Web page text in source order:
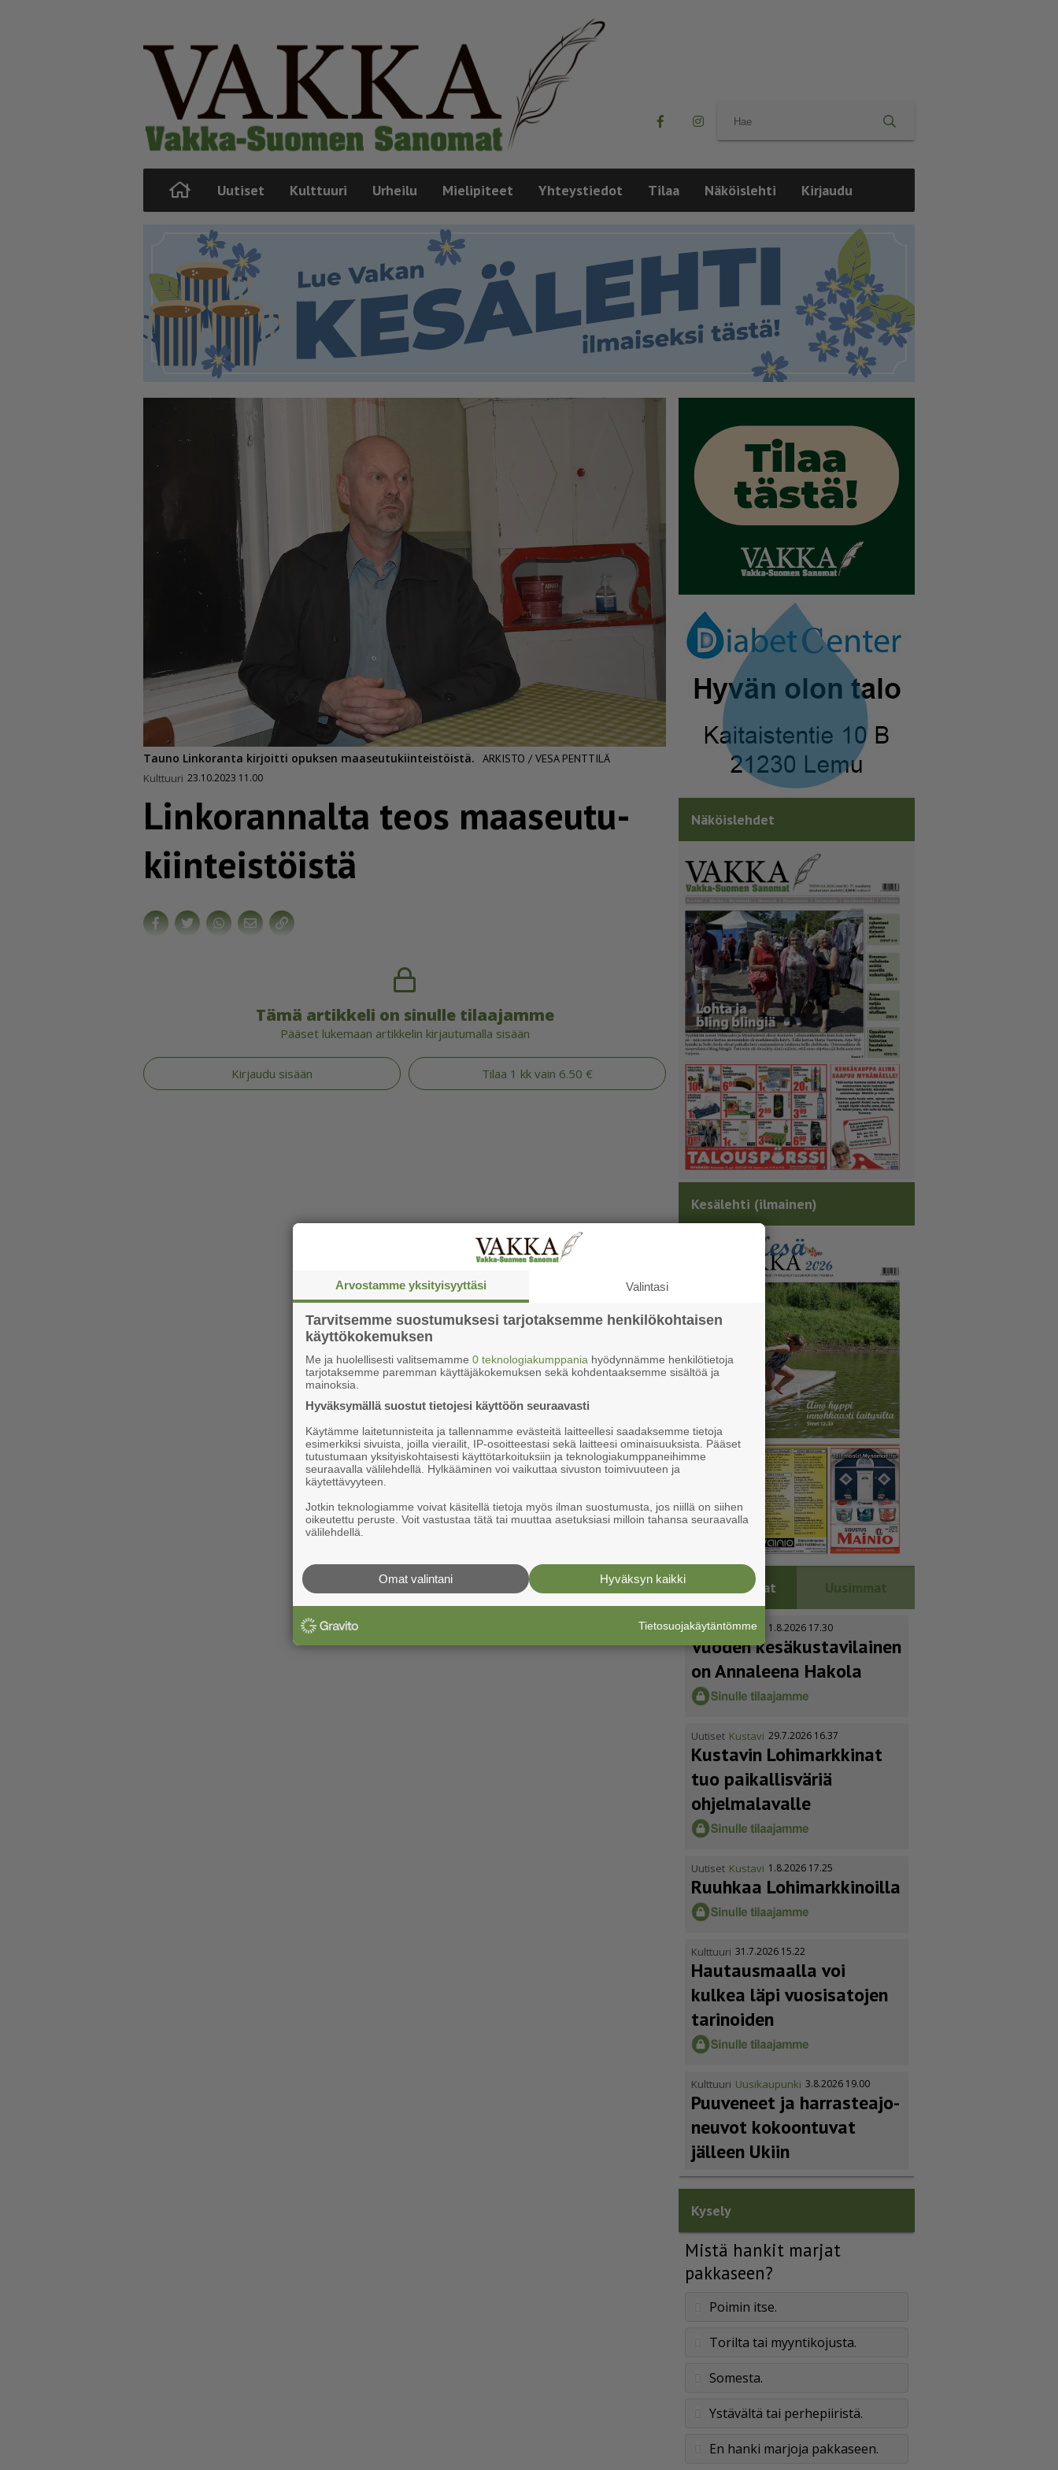
Uutiset Kulttuuri Urheilu Mielipiteet Yhteystiedot Tilaa Näköislehti Kirjaudu
Tauno Linkoranta kirjoitti opuksen maaseutukiinteistöistä.
ARKISTO / VESA PENTTILÄ
Kulttuuri 23.10.2023 11.00
Linkorannalta teos maaseu­tu­
kiin­teis­töistä
Tämä artikkeli on sinulle tilaajamme
Pääset lukemaan artikkelin kirjautumalla sisään
Kirjaudu sisään Tilaa 1 kk vain 6.50 €
Näköislehdet
Kesälehti (ilmainen)
Luetuimmat Uusimmat
Uutiset Kustavi 1.8.2026 17.30
Vuoden kesäkus­ta­vi­lainen
on Annaleena Hakola
Uutiset Kustavi 29.7.2026 16.37
Kustavin Lohimarkkinat
tuo paikallisväriä
ohjelmalavalle
Uutiset Kustavi 1.8.2026 17.25
Ruuhkaa Lohimark­ki­noilla
Kulttuuri 31.7.2026 15.22
Hautausmaalla voi
kulkea läpi vuosisatojen
tarinoiden
Kulttuuri Uusikaupunki 3.8.2026 19.00
Puuveneet ja harras­te­a­jo­
neuvot kokoontuvat
jälleen Ukiin
Kysely
Mistä hankit marjat
pakkaseen?
Poimin itse.
Torilta tai myyntikojusta.
Somesta.
Ystävältä tai perhepiiristä.
En hanki marjoja pakkaseen.
Arvostamme yksityisyyttäsi Valintasi
Tarvitsemme suostumuksesi tarjotaksemme henkilökohtaisen
käyttökokemuksen
Me ja huolellisesti valitsemamme 0 teknologiakumppania hyödynnämme henkilötietoja
tarjotaksemme paremman käyttäjäkokemuksen sekä kohdentaaksemme sisältöä ja
mainoksia.
Hyväksymällä suostut tietojesi käyttöön seuraavasti
Käytämme laitetunnisteita ja tallennamme evästeitä laitteellesi saadaksemme tietoja
esimerkiksi sivuista, joilla vierailit, IP-osoitteestasi sekä laitteesi ominaisuuksista. Pääset
tutustumaan yksityiskohtaisesti käyttötarkoituksiin ja teknologiakumppaneihimme
seuraavalla välilehdellä. Hylkääminen voi vaikuttaa sivuston toimivuuteen ja
käytettävyyteen.
Jotkin teknologiamme voivat käsitellä tietoja myös ilman suostumusta, jos niillä on siihen
oikeutettu peruste. Voit vastustaa tätä tai muuttaa asetuksiasi milloin tahansa seuraavalla
välilehdellä.
Hyväksyn kaikki
Omat valintani
Tietosuojakäytäntömme